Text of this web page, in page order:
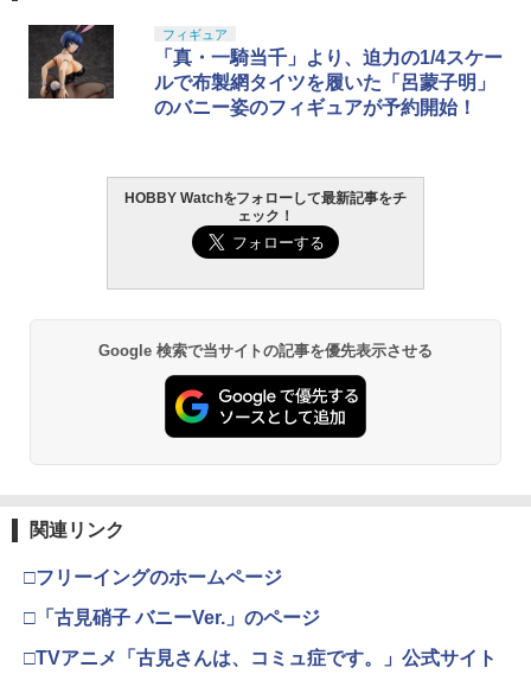
フィギュア
「真・一騎当千」より、迫力の1/4スケー
ルで布製網タイツを履いた「呂蒙子明」
のバニー姿のフィギュアが予約開始！
HOBBY Watchをフォローして最新記事をチ
ェック！
Google 検索で当サイトの記事を優先表示させる
関連リンク
□フリーイングのホームページ
□「古見硝子 バニーVer.」のページ
□TVアニメ「古見さんは、コミュ症です。」公式サイト